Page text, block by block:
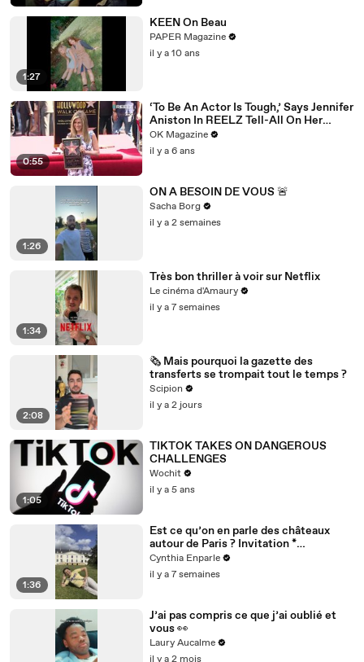
1:27
KEEN On Beau
PAPER Magazine
il y a 10 ans
0:55
‘To Be An Actor Is Tough,’ Says Jennifer
Aniston In REELZ Tell-All On Her
Highs & Lows
OK Magazine
il y a 6 ans
1:26
ON A BESOIN DE VOUS 🚨
Sacha Borg
il y a 2 semaines
1:34
Très bon thriller à voir sur Netflix
Le cinéma d'Amaury
il y a 7 semaines
2:08
🗞️ Mais pourquoi la gazette des
transferts se trompait tout le temps ?
Scipion
il y a 2 jours
1:05
TIKTOK TAKES ON DANGEROUS
CHALLENGES
Wochit
il y a 5 ans
1:36
Est ce qu’on en parle des châteaux
autour de Paris ? Invitation *
@dolceversailles
Cynthia Enparle
il y a 7 semaines
J’ai pas compris ce que j’ai oublié et
vous 👀
Laury Aucalme